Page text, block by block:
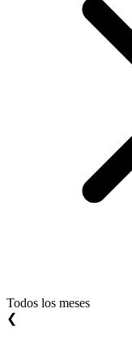
Todos los meses
❮